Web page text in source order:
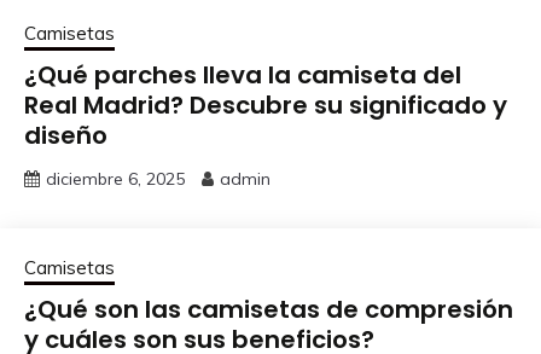
Camisetas
¿Qué parches lleva la camiseta del
Real Madrid? Descubre su significado y
diseño
diciembre 6, 2025 admin
Camisetas
¿Qué son las camisetas de compresión
y cuáles son sus beneficios?